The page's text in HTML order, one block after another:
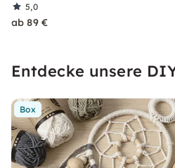
5,0
ab 89 €
Entdecke unsere
Box